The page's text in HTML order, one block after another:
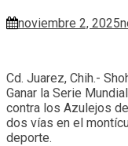
noviembre 2, 2025
Cd. Juarez, Chih.-
Ganar la Serie
contra los Azulejos
dos vías en el
deporte.